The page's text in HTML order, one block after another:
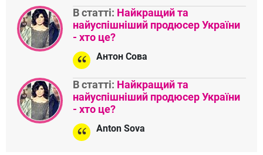
В статті: Найкращий та
найуспішніший продюсер України
- хто це?
Антон Сова
В статті: Найкращий та
найуспішніший продюсер України
- хто це?
Anton Sova